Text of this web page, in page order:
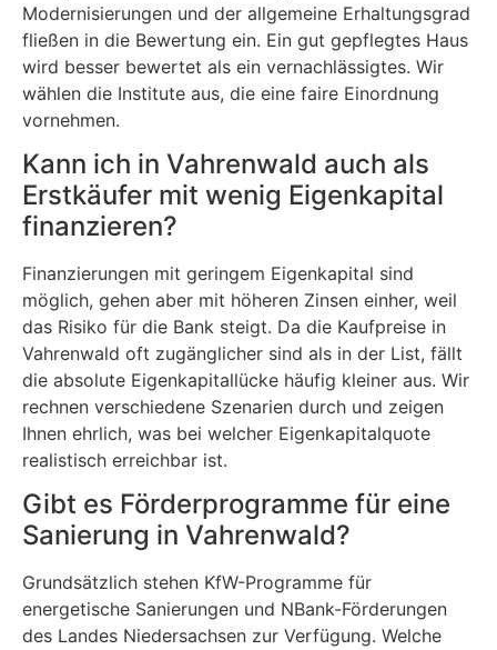
Modernisierungen und der allgemeine Erhaltungsgrad
fließen in die Bewertung ein. Ein gut gepflegtes Haus
wird besser bewertet als ein vernachlässigtes. Wir
wählen die Institute aus, die eine faire Einordnung
vornehmen.
Kann ich in Vahrenwald auch als
Erstkäufer mit wenig Eigenkapital
finanzieren?
Finanzierungen mit geringem Eigenkapital sind
möglich, gehen aber mit höheren Zinsen einher, weil
das Risiko für die Bank steigt. Da die Kaufpreise in
Vahrenwald oft zugänglicher sind als in der List, fällt
die absolute Eigenkapitallücke häufig kleiner aus. Wir
rechnen verschiedene Szenarien durch und zeigen
Ihnen ehrlich, was bei welcher Eigenkapitalquote
realistisch erreichbar ist.
Gibt es Förderprogramme für eine
Sanierung in Vahrenwald?
Grundsätzlich stehen KfW-Programme für
energetische Sanierungen und NBank-Förderungen
des Landes Niedersachsen zur Verfügung. Welche